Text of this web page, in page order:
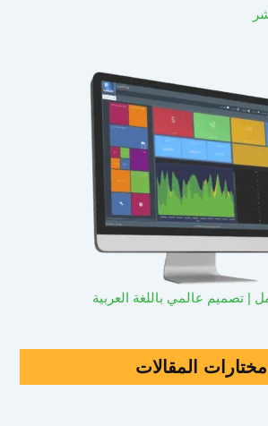
| تصميم عالمي باللغة العربية
مختارات المقالات